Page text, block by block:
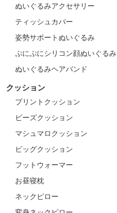
ぬいぐるみアクセサリー
ティッシュカバー
姿勢サポートぬいぐるみ
ぷにぷにシリコン顔ぬいぐるみ
ぬいぐるみヘアバンド
クッション
プリントクッション
ビーズクッション
マシュマロクッション
ビッグクッション
フットウォーマー
お昼寝枕
ネックピロー